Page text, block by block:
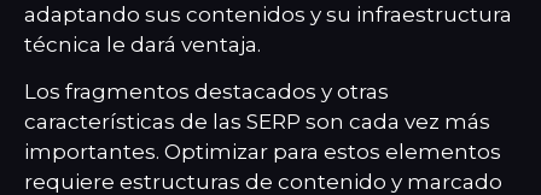
adaptando sus contenidos y su infraestructura
técnica le dará ventaja.
Los fragmentos destacados y otras
características de las SERP son cada vez más
importantes. Optimizar para estos elementos
requiere estructuras de contenido y marcado